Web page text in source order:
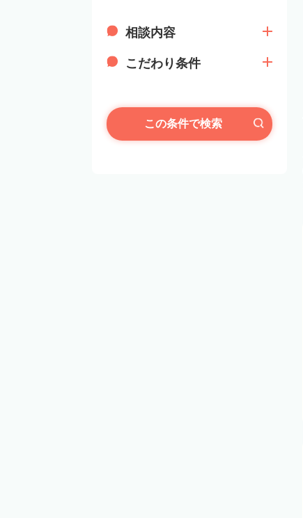
相談内容
こだわり条件
この条件で検索